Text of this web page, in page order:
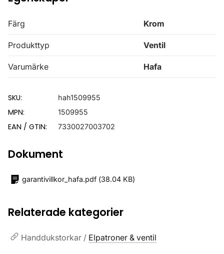
Färg Krom
Produkttyp Ventil
Varumärke Hafa
SKU: hah1509955
MPN: 1509955
EAN / GTIN: 7330027003702
Dokument
garantivillkor_hafa.pdf (38.04 KB)
Relaterade kategorier
Handdukstorkar / Elpatroner & ventil